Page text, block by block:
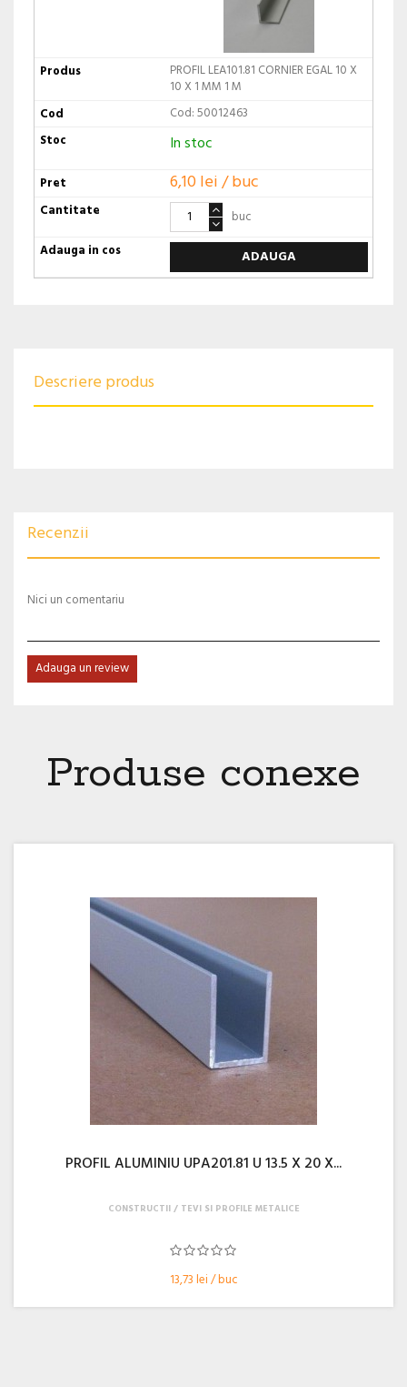
PROFIL LEA101.81 CORNIER EGAL 10 X
10 X 1 MM 1 M
Cod: 50012463
In stoc
6,10 lei / buc
buc
ADAUGA
Descriere produs
Recenzii
Nici un comentariu
Adauga un review
Produse conexe
PROFIL ALUMINIU UPA201.81 U 13.5 X 20 X...
13,73 lei / buc
CONSTRUCTII TEVI SI PROFILE METALICE